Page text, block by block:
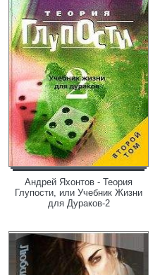
Андрей Яхонтов - Теория
Глупости, или Учебник Жизни
для Дураков-2